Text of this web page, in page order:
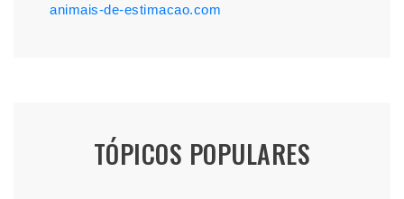
animais-de-estimacao.com
TÓPICOS POPULARES